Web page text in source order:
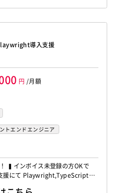
導入支援
円 /月額
トエンドエンジニア
▍インボイス未登録の方OKで
援にて Playwright,TypeScriptの